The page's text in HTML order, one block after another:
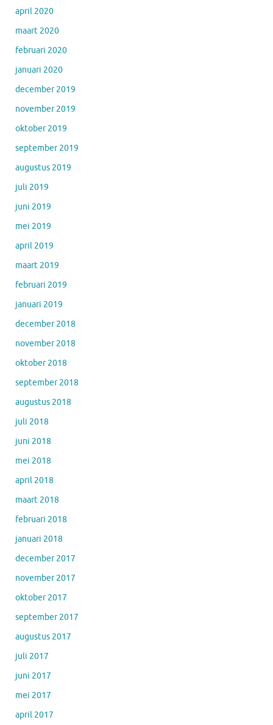
april 2020
maart 2020
februari 2020
januari 2020
december 2019
november 2019
oktober 2019
september 2019
augustus 2019
juli 2019
juni 2019
mei 2019
april 2019
maart 2019
februari 2019
januari 2019
december 2018
november 2018
oktober 2018
september 2018
augustus 2018
juli 2018
juni 2018
mei 2018
april 2018
maart 2018
februari 2018
januari 2018
december 2017
november 2017
oktober 2017
september 2017
augustus 2017
juli 2017
juni 2017
mei 2017
april 2017